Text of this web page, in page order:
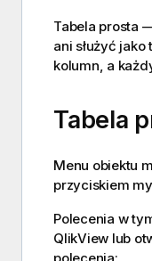
Tabela prosta
ani służyć
kolumn, a
Tabela
Menu obiektu
przyciskiem
Polecenia w
QlikView lub
polecenia: